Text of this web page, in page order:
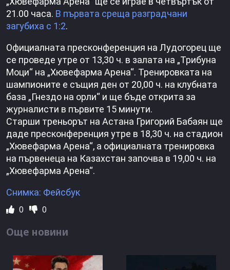
21.00 часа. В първата среща разградчани
загубиха с 1:2.
Официалната пресконференция на Лудогорец ще
се проведе утре от 13,30 ч. в залата на „Трибуна
Моци“ на „Хювефарма Арена“. Тренировката на
шампионите е същия ден от 20,00 ч. на клубната
база „Гнездо на орли“ и ще бъде открита за
журналисти в първите 15 минути.
Старши треньорът на Астана Григорий Бабаян ще
даде пресконференция утре в 18,30 ч. на стадион
„Хювефарма Арена“, а официалната тренировка
на първенеца на Казахстан започва в 19,00 ч. на
„Хювефарма Арена“.
Снимка: Фейсбук
0 0
Още новини